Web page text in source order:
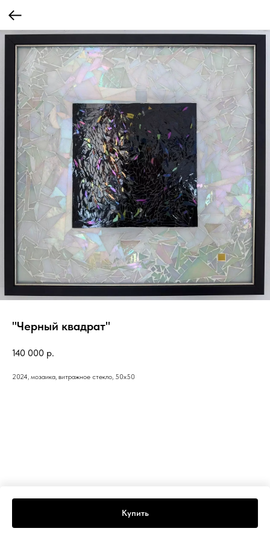
"Черный квадрат"
140 000 р.
Купить
2024, мозаика, витражное стекло, 50х50